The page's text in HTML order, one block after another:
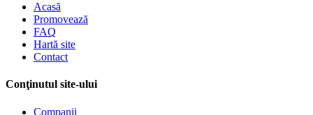
Acasă
Promovează
FAQ
Hartă site
Contact
Conţinutul site-ului
Companii